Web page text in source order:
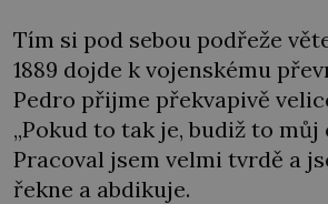
Tím si pod sebou podřeže
1889 dojde k vojenskému
Pedro přijme překvapivě
„Pokud to tak je, budiž to můj
Pracoval jsem velmi tvrdě a
řekne a abdikuje.